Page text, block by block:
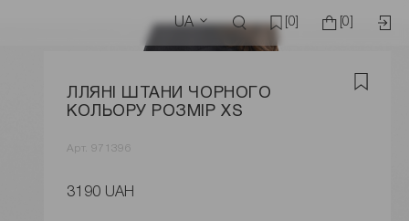
UA [0] [0]
ЛЛЯНІ ШТАНИ ЧОРНОГО
КОЛЬОРУ РОЗМІР XS
Арт. 971396
3190 UAH